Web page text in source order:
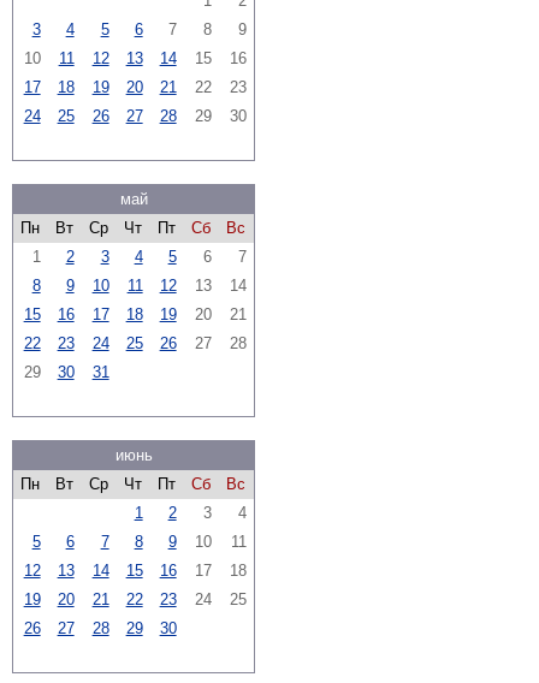
3
4 5 6 7 8
9
10
11 12 13 14 15
16
17
18 19 20 21 22
23
24
25 26 27 28 29 30
май
Пн
Вт Ср Чт Пт Сб
Вс
1
2 3 4 5 6
7
8
9 10 11 12 13
14
15
16 17 18 19 20
21
22
23 24 25 26 27
28
29
30 31
июнь
Пн
Вт Ср Чт Пт Сб
Вс
1
2 3
4
5
6 7 8 9 10
11
12
13 14 15 16 17
18
19
20 21 22 23 24
25
26
27 28 29 30